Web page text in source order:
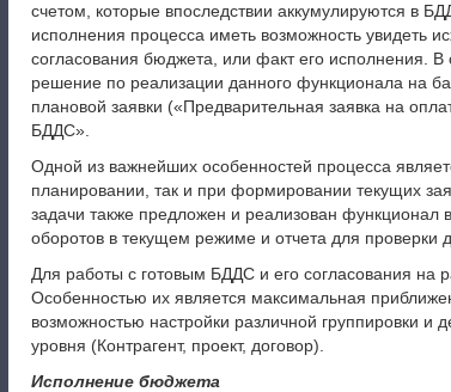
счетом, которые впоследствии аккумулируются в
исполнения процесса иметь возможность увидеть
согласования бюджета, или факт его исполнения.
решение по реализации данного функционала на
плановой заявки («Предварительная заявка на
БДДС».
Одной из важнейших особенностей процесса
планировании, так и при формировании текущих
задачи также предложен и реализован функционал
оборотов в текущем режиме и отчета для проверки
Для работы с готовым БДДС и его согласования на
Особенностью их является максимальная
возможностью настройки различной группировки и
уровня (Контрагент, проект, договор).
Исполнение бюджета